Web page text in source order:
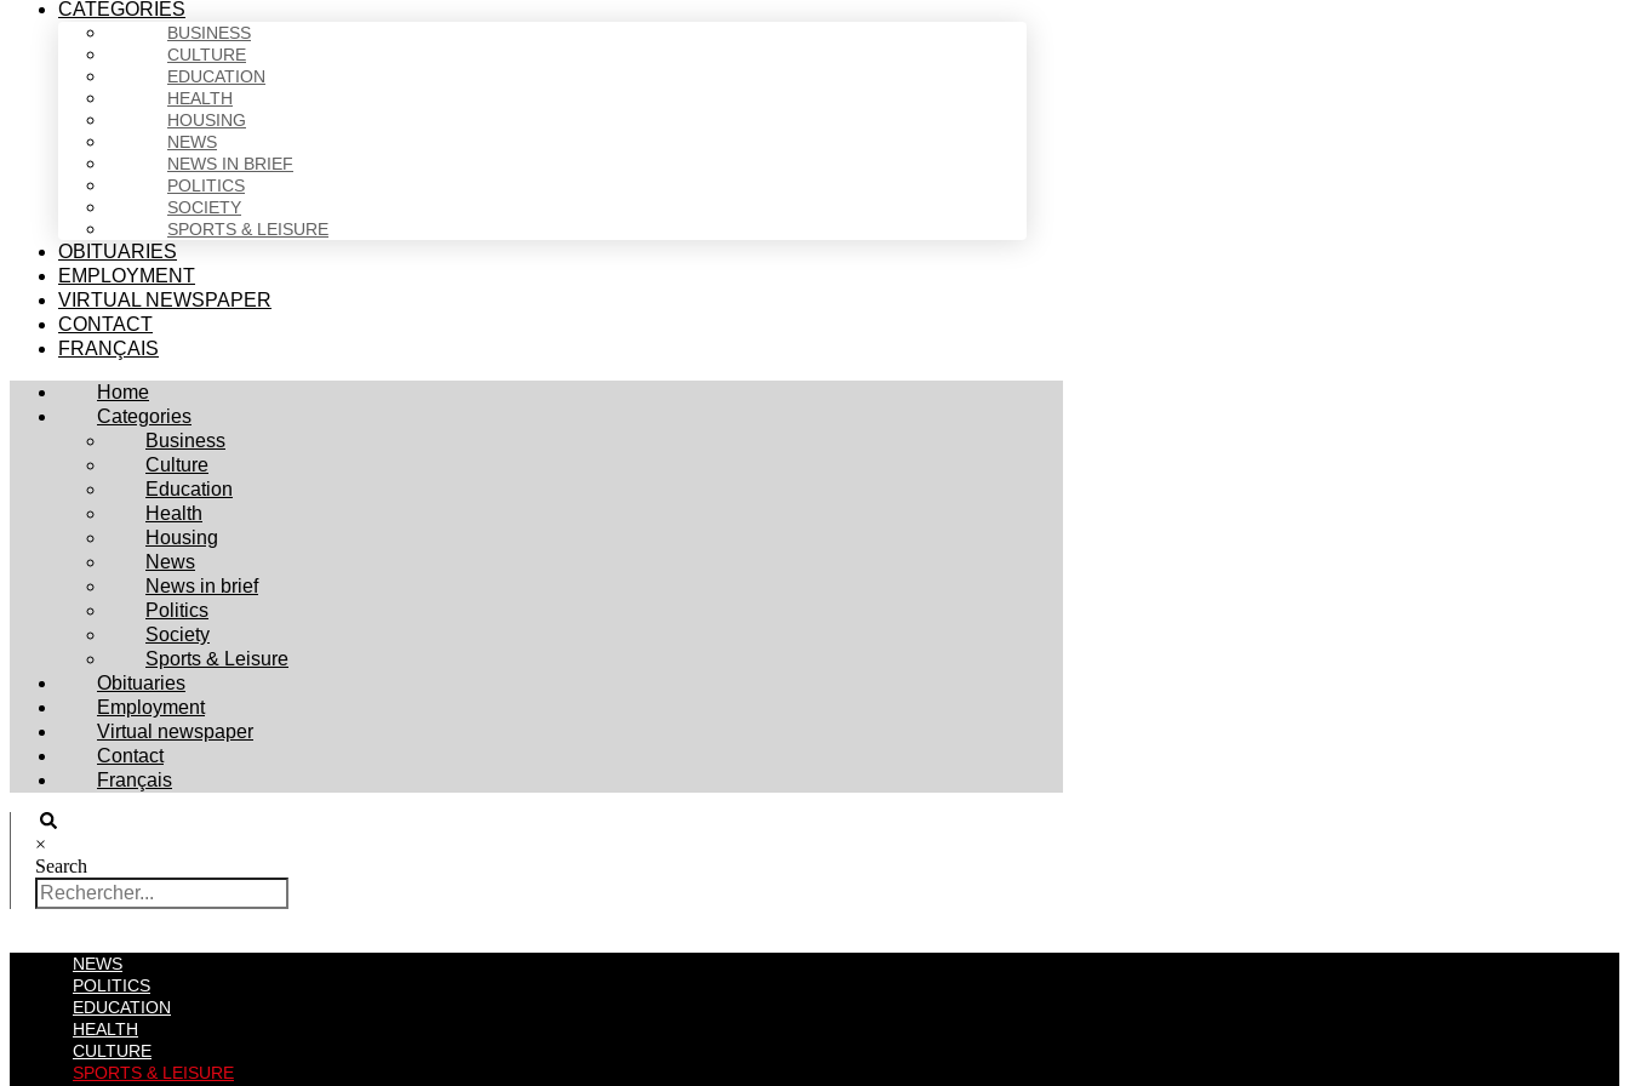
CATEGORIES
BUSINESS
CULTURE
EDUCATION
HEALTH
HOUSING
NEWS
NEWS IN BRIEF
POLITICS
SOCIETY
SPORTS & LEISURE
OBITUARIES
EMPLOYMENT
VIRTUAL NEWSPAPER
CONTACT
FRANÇAIS
Home
Categories
Business
Culture
Education
Health
Housing
News
News in brief
Politics
Society
Sports & Leisure
Obituaries
Employment
Virtual newspaper
Contact
Français
×
Search
NEWS
POLITICS
EDUCATION
HEALTH
CULTURE
SPORTS & LEISURE